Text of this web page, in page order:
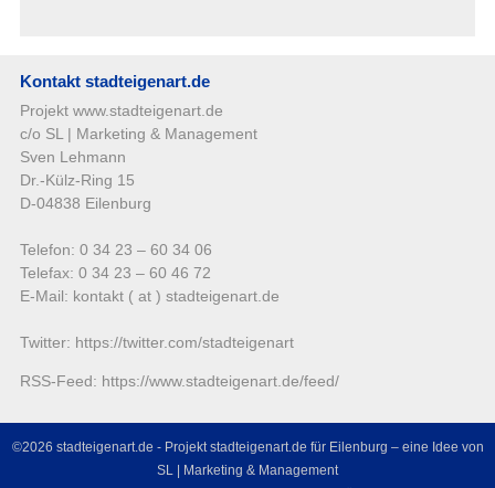
Kontakt stadteigenart.de
Projekt www.stadteigenart.de
c/o SL | Marketing & Management
Sven Lehmann
Dr.-Külz-Ring 15
D-04838 Eilenburg
Telefon: 0 34 23 – 60 34 06
Telefax: 0 34 23 – 60 46 72
E-Mail: kontakt ( at ) stadteigenart.de
Twitter: https://twitter.com/stadteigenart
RSS-Feed: https://www.stadteigenart.de/feed/
©2026 stadteigenart.de - Projekt stadteigenart.de für Eilenburg – eine Idee von
SL | Marketing & Management